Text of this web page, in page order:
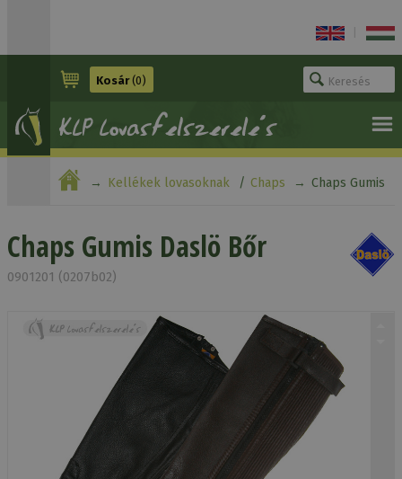
Kosár(0)
Kellékek lovasoknak Chaps Chaps Gumis
Chaps Gumis Daslö Bőr
0901201 (0207b02)